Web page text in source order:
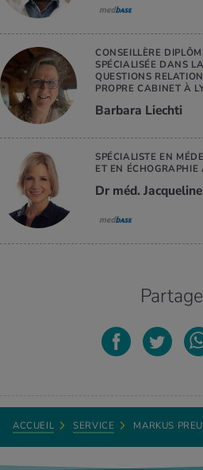
CONSEILLÈRE
SPÉCIALISÉE DANS
QUESTIONS
PROPRE CABINET À
Barbara Liechti
SPÉCIALISTE EN
ET EN
Dr méd.
ACCUEIL SERVICE MARKUS